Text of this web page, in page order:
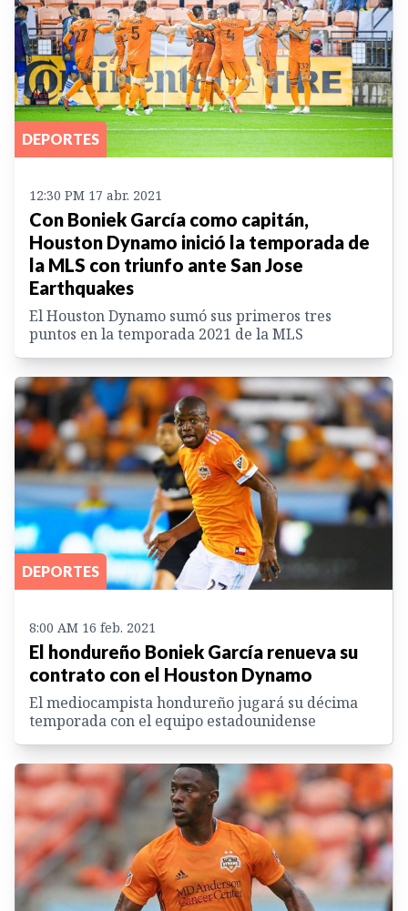
DEPORTES
12:30 PM 17 abr. 2021
Con Boniek García como capitán,
Houston Dynamo inició la temporada de
la MLS con triunfo ante San Jose
Earthquakes
El Houston Dynamo sumó sus primeros tres
puntos en la temporada 2021 de la MLS
DEPORTES
8:00 AM 16 feb. 2021
El hondureño Boniek García renueva su
contrato con el Houston Dynamo
El mediocampista hondureño jugará su décima
temporada con el equipo estadounidense